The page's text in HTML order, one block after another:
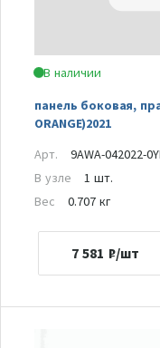
В наличии
панель боковая,
ORANGE)2021
Арт.
9AWA-042022-
В узле
1 шт.
Вес
0.707 кг
7 581 ₽/шт